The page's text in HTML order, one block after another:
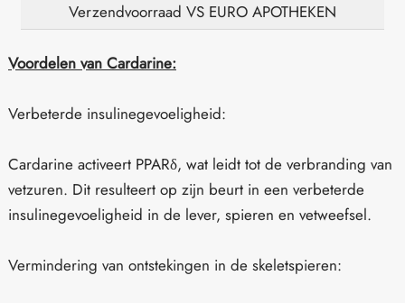
Verzendvoorraad VS EURO APOTHEKEN
Voordelen van Cardarine:
Verbeterde insulinegevoeligheid:
Cardarine activeert PPARδ, wat leidt tot de verbranding van
vetzuren. Dit resulteert op zijn beurt in een verbeterde
insulinegevoeligheid in de lever, spieren en vetweefsel.
Vermindering van ontstekingen in de skeletspieren: